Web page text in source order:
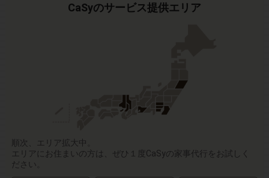
CaSyのサービス提供エリア
順次、エリア拡大中。
エリアにお住まいの方は、ぜひ１度CaSyの家事代行をお試しく
ださい。